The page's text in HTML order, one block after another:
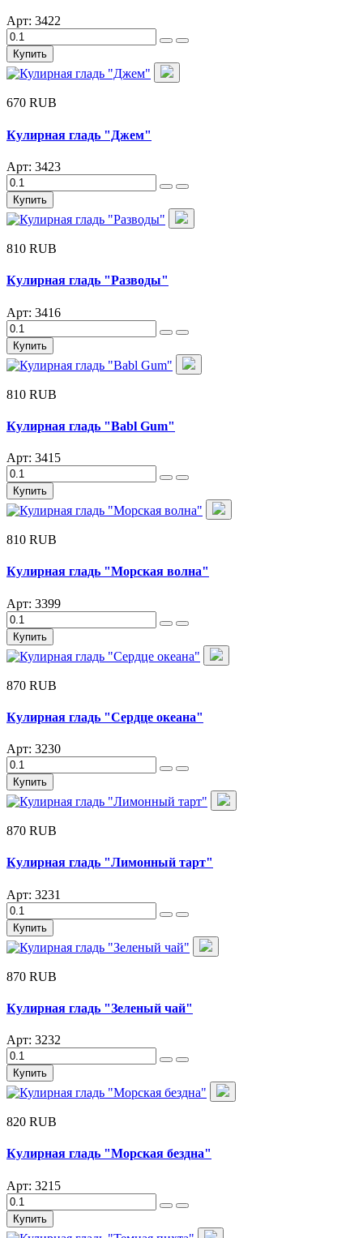
Арт: 3422
Купить
670 RUB
Кулирная гладь "Джем"
Арт: 3423
Купить
810 RUB
Кулирная гладь "Разводы"
Арт: 3416
Купить
810 RUB
Кулирная гладь "Babl Gum"
Арт: 3415
Купить
810 RUB
Кулирная гладь "Морская волна"
Арт: 3399
Купить
870 RUB
Кулирная гладь "Сердце океана"
Арт: 3230
Купить
870 RUB
Кулирная гладь "Лимонный тарт"
Арт: 3231
Купить
870 RUB
Кулирная гладь "Зеленый чай"
Арт: 3232
Купить
820 RUB
Кулирная гладь "Морская бездна"
Арт: 3215
Купить